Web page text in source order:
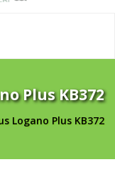
Plus KB372
Logano Plus KB372